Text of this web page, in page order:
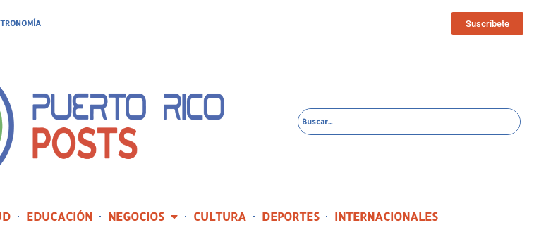
Suscríbete
EDUCACIÓN NEGOCIOS CULTURA DEPORTES INTERNACIONALES